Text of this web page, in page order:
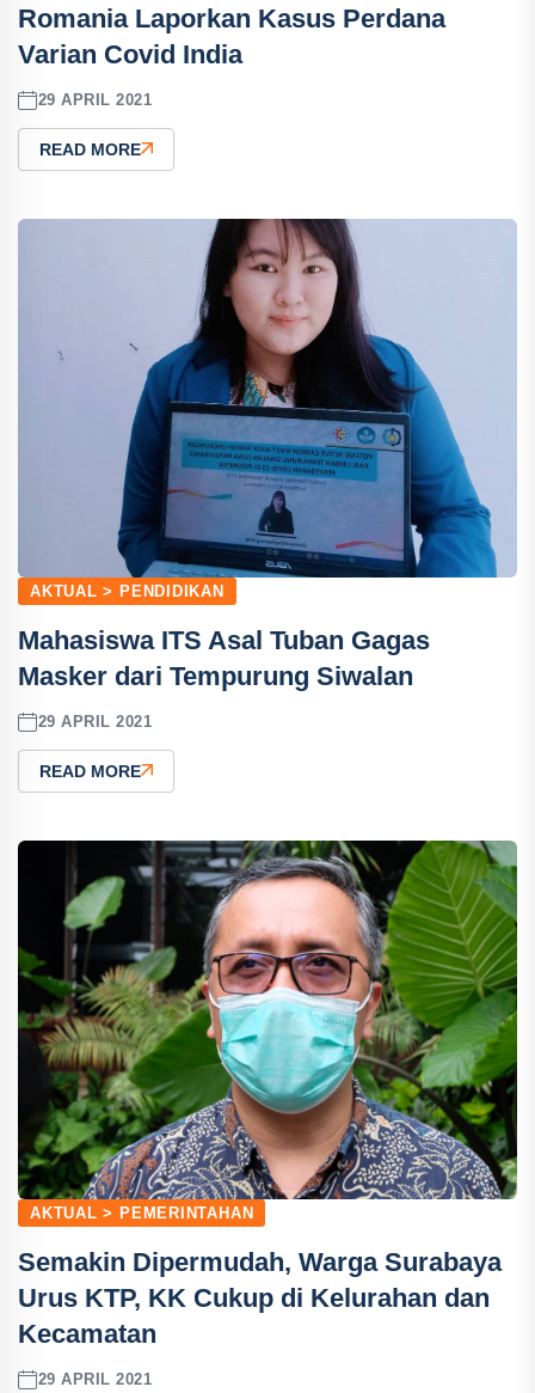
Romania Laporkan Kasus Perdana
Varian Covid India
29 APRIL 2021
READ MORE
AKTUAL > PENDIDIKAN
Mahasiswa ITS Asal Tuban Gagas
Masker dari Tempurung Siwalan
29 APRIL 2021
READ MORE
AKTUAL > PEMERINTAHAN
Semakin Dipermudah, Warga Surabaya
Urus KTP, KK Cukup di Kelurahan dan
Kecamatan
29 APRIL 2021